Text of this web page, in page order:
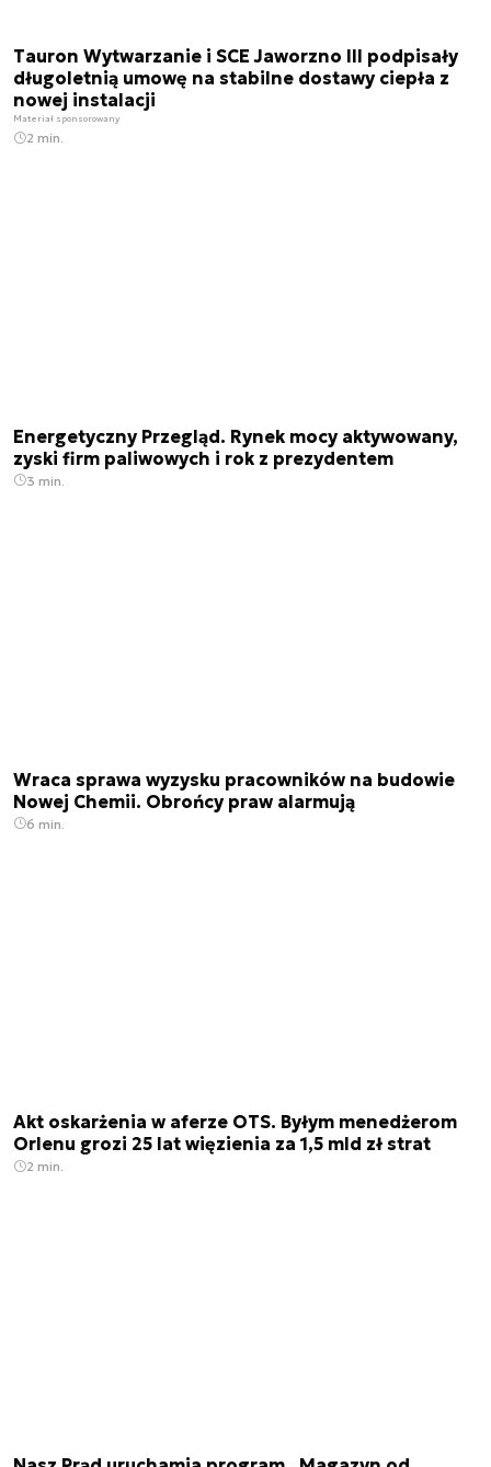
Tauron Wytwarzanie i SCE Jaworzno III podpisały
długoletnią umowę na stabilne dostawy ciepła z
nowej instalacji
Materiał sponsorowany
2 min.
Energetyczny Przegląd. Rynek mocy aktywowany,
zyski firm paliwowych i rok z prezydentem
3 min.
Wraca sprawa wyzysku pracowników na budowie
Nowej Chemii. Obrońcy praw alarmują
6 min.
Akt oskarżenia w aferze OTS. Byłym menedżerom
Orlenu grozi 25 lat więzienia za 1,5 mld zł strat
2 min.